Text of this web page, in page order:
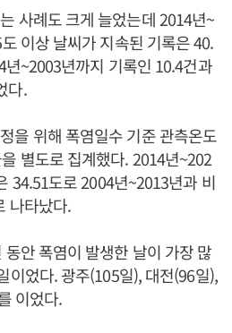
사례도 크게 늘었는데 2014년~
이상 날씨가 지속된 기록은 40.
~2003년까지 기록인 10.4건과
다.
을 위해 폭염일수 기준 관측온도
별도로 집계했다. 2014년~202
34.51도로 2004년~2013년과 비
나타났다.
안 폭염이 발생한 날이 가장 많
이었다. 광주(105일), 대전(96일),
이었다.